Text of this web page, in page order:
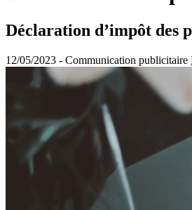
Déclaration d’impôt des
12/05/2023 - Communication publicitaire